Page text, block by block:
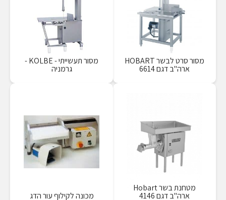
מסור סרט לבשר HOBART
ארה"ב דגם 6614
מסור תעשייתי - KOLBE -
גרמניה
מטחנת בשר Hobart
ארה"ב דגם 4146 מכונה לקילוף עור הדג